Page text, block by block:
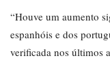
“Houve um aumento
espanhóis e dos
verificada nos últimos